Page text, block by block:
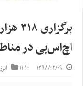
اچ‌اس‌یی در
۱۳۹۸/۰۲/۰۹ ۱۱:۱۰